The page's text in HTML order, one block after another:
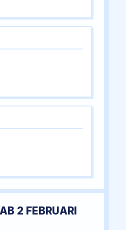
2 FEBRUARI